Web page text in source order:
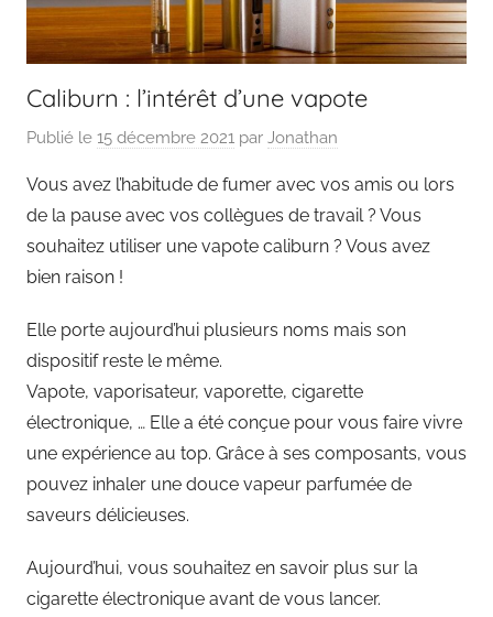
Caliburn : l’intérêt d’une vapote
Publié le 15 décembre 2021 par Jonathan
Vous avez l’habitude de fumer avec vos amis ou lors
de la pause avec vos collègues de travail ? Vous
souhaitez utiliser une vapote caliburn ? Vous avez
bien raison !
Elle porte aujourd’hui plusieurs noms mais son
dispositif reste le même.
Vapote, vaporisateur, vaporette, cigarette
électronique, … Elle a été conçue pour vous faire vivre
une expérience au top. Grâce à ses composants, vous
pouvez inhaler une douce vapeur parfumée de
saveurs délicieuses.
Aujourd’hui, vous souhaitez en savoir plus sur la
cigarette électronique avant de vous lancer.